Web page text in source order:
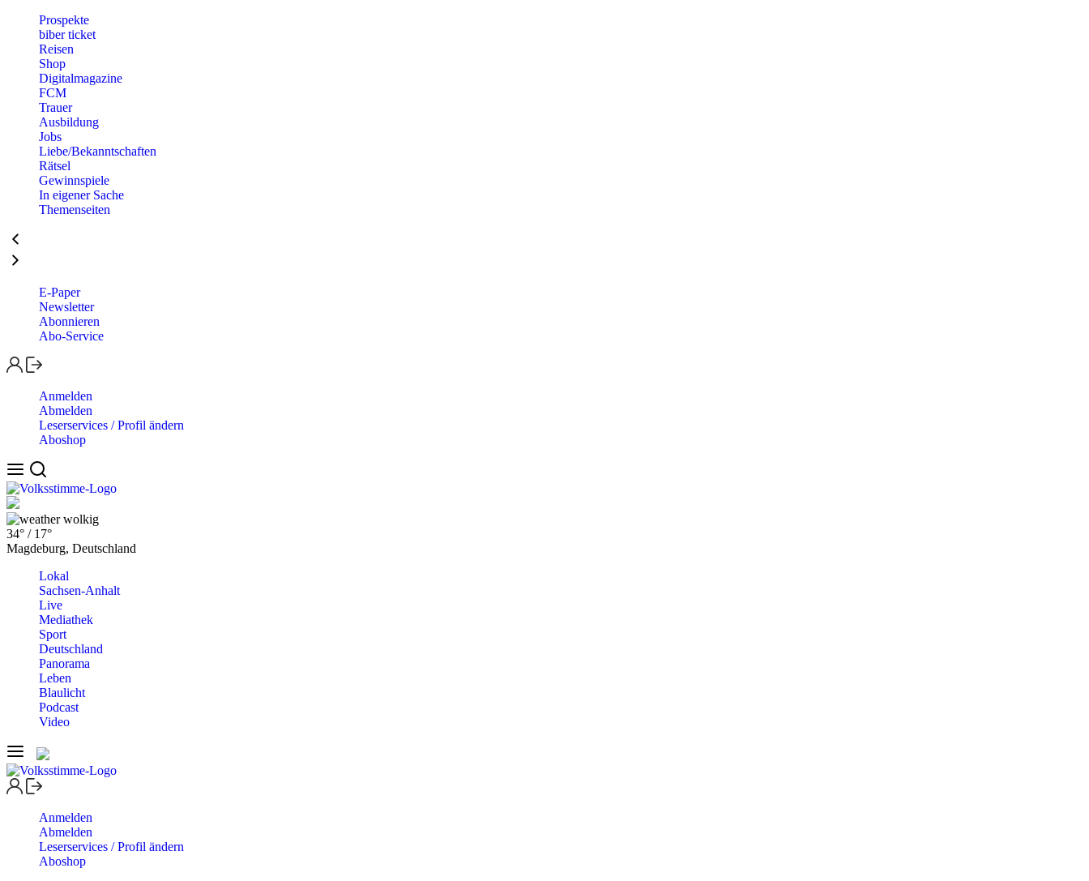
Prospekte
biber ticket
Reisen
Shop
Digitalmagazine
FCM
Trauer
Ausbildung
Jobs
Liebe/Bekanntschaften
Rätsel
Gewinnspiele
In eigener Sache
Themenseiten
E-Paper
Newsletter
Abonnieren
Abo-Service
Anmelden
Abmelden
Leserservices / Profil ändern
Aboshop
wolkig
34° / 17°
Magdeburg, Deutschland
Lokal
Sachsen-Anhalt
Live
Mediathek
Sport
Deutschland
Panorama
Leben
Blaulicht
Podcast
Video
Anmelden
Abmelden
Leserservices / Profil ändern
Aboshop